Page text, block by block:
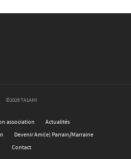
©2026 TA1AMI
association
Actualités
Devenir Ami(e) Parrain/Marraine
Contact